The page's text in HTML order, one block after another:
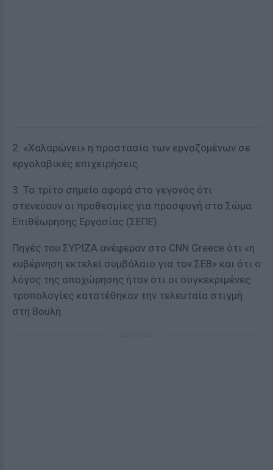
2. «Χαλαρώνει» η προστασία των εργαζομένων σε
εργολαβικές επιχειρήσεις.
3. Το τρίτο σημείο αφορά στο γεγονός ότι
στενεύουν οι προθεσμίες για προσφυγή στο Σώμα
Επιθέωρησης Εργασίας (ΣΕΠΕ).
Πηγές του ΣΥΡΙΖΑ ανέφεραν στο CNN Greece ότι «η
κυβέρνηση εκτελεί συμβόλαιο για τον ΣΕΒ» και ότι ο
λόγος της αποχώρησης ήταν ότι οι συγκεκριμένες
τροπολογίες κατατέθηκαν την τελευταία στιγμή
στη Βουλή.